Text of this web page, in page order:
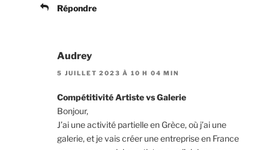
Répondre
Audrey
5 JUILLET 2023 À 10 H 04 MIN
Compétitivité Artiste vs Galerie
Bonjour,
J’ai une activité partielle en Grèce, où j’ai une
galerie, et je vais créer une entreprise en France